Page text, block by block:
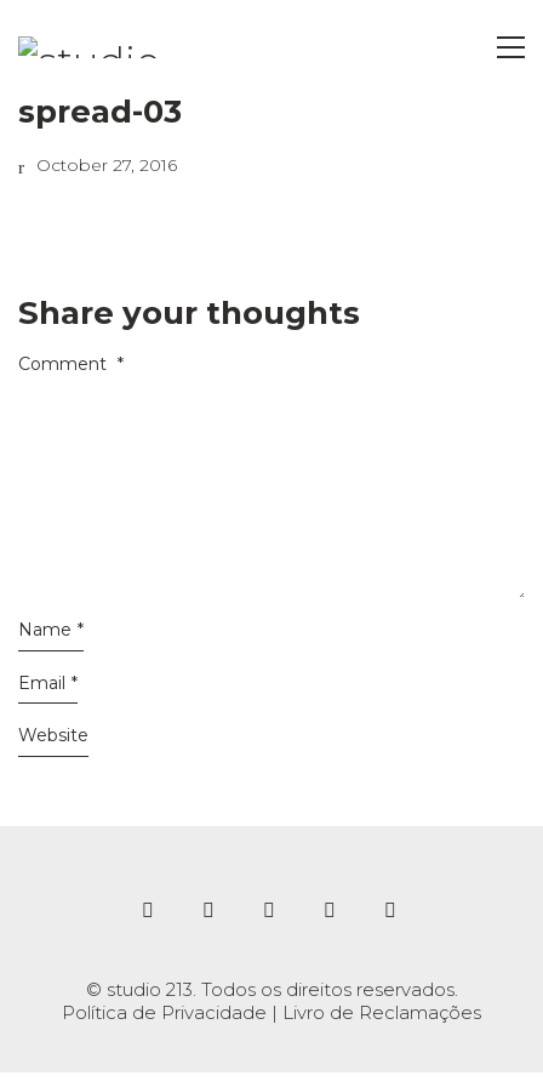
spread-03
October 27, 2016
Share your thoughts
Comment *
Name *
Email *
Website
© studio 213. Todos os direitos reservados.
Política de Privacidade | Livro de Reclamações